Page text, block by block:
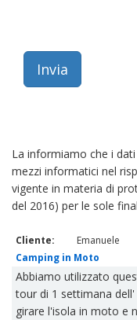
Invia
La informiamo che i
mezzi informatici nel
vigente in materia di
del 2016) per le sole
Cliente: Emanuele
Camping in Moto
Abbiamo utilizzato
tour di 1 settimana
girare l'isola in moto e